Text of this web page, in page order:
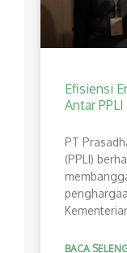
Efisiensi
Antar PPLI
PT
(PPLI)
BACA